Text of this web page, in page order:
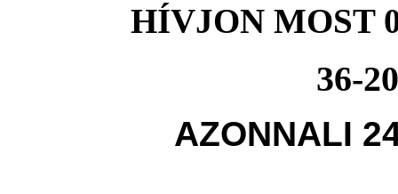
HÍVJON MOST
36-
AZONNALI